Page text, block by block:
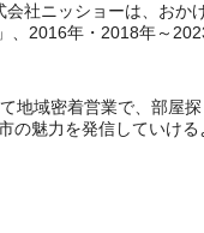
社ニッショーは、お
2016年・2018年～
地域密着営業で、部屋
魅力を発信していける